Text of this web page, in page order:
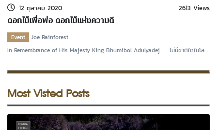
Twitter
Channel Youtube
12 ตุลาคม 2020 2613 Views
ดอกไม้เพื่อพ่อ ดอกไม้แห่งความดี
Event
Joe Rainforest
In Remembrance of His Majesty King Bhumibol Adulyadej ไม่มีชาติใดในโลก
Most Visted Posts